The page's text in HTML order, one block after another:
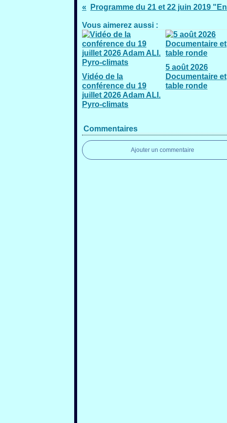
Vous aimerez aussi :
Vidéo de la
conférence du 19
juillet 2026 Adam ALI.
Pyro-climats
5 août 2026
Documentaire et
table ronde
Commentaires
Ajouter un commentaire